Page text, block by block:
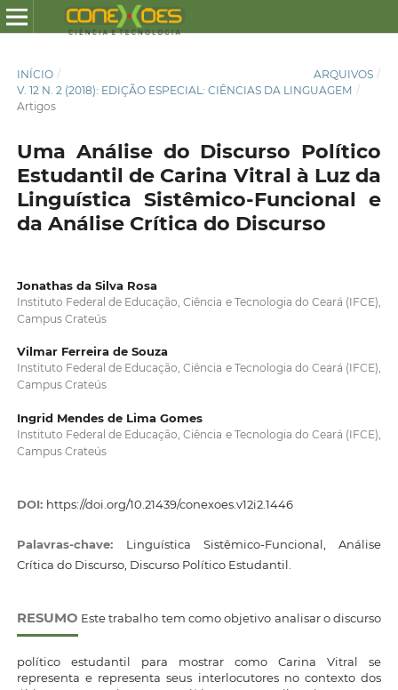
INÍCIO / ARQUIVOS /
V. 12 N. 2 (2018): EDIÇÃO ESPECIAL: CIÊNCIAS DA LINGUAGEM /
Artigos
Uma Análise do Discurso Político
Estudantil de Carina Vitral à Luz da
Linguística Sistêmico-Funcional e
da Análise Crítica do Discurso
Jonathas da Silva Rosa
Instituto Federal de Educação, Ciência e Tecnologia do Ceará (IFCE),
Campus Crateús
Vilmar Ferreira de Souza
Instituto Federal de Educação, Ciência e Tecnologia do Ceará (IFCE),
Campus Crateús
Ingrid Mendes de Lima Gomes
Instituto Federal de Educação, Ciência e Tecnologia do Ceará (IFCE),
Campus Crateús
DOI: https://doi.org/10.21439/conexoes.v12i2.1446
Palavras-chave: Linguística Sistêmico-Funcional, Análise
Crítica do Discurso, Discurso Político Estudantil.
RESUMO Este trabalho tem como objetivo analisar o discurso
político estudantil para mostrar como Carina Vitral se
representa e representa seus interlocutores no contexto dos